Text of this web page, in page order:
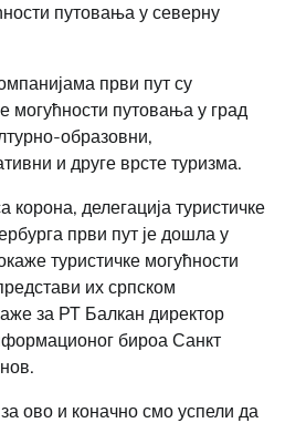
путовања у северну
први пут су
могућности путовања у град
образовни,
и друге врсте туризма.
корона, делегација туристичке
први пут је дошла у
туристичке могућности
их српском
за РТ Балкан директор
бироа Санкт
ово и коначно смо успели да